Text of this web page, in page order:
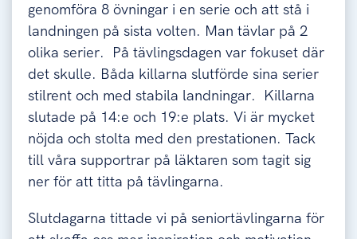
genomföra 8 övningar i en serie och att stå i
landningen på sista volten. Man tävlar på 2
olika serier. På tävlingsdagen var fokuset där
det skulle. Båda killarna slutförde sina serier
stilrent och med stabila landningar. Killarna
slutade på 14:e och 19:e plats. Vi är mycket
nöjda och stolta med den prestationen. Tack
till våra supportrar på läktaren som tagit sig
ner för att titta på tävlingarna.
Slutdagarna tittade vi på seniortävlingarna för